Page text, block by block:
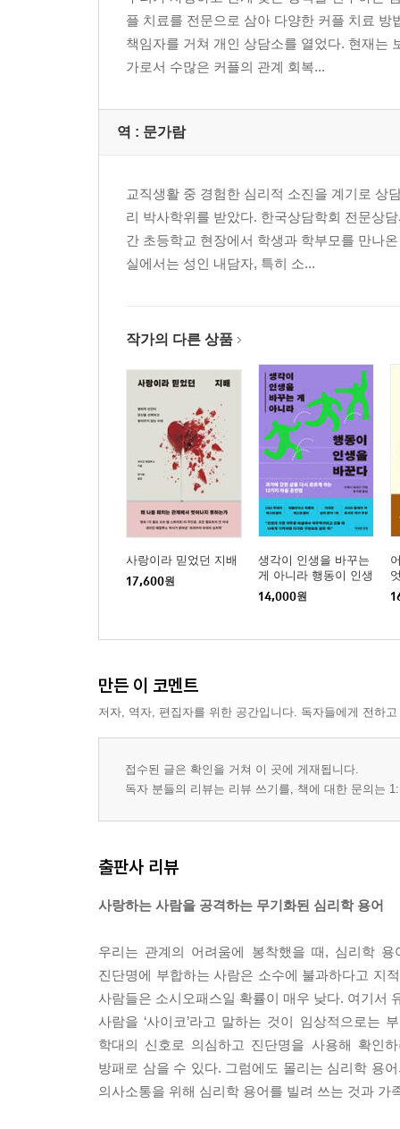
플 치료를 전문으로 삼아 다양한 커플 치료
책임자를 거쳐 개인 상담소를 열었다. 현재는
가로서 수많은 커플의 관계 회복...
역 : 문가람
교직생활 중 경험한 심리적 소진을 계기로 상
리 박사학위를 받았다. 한국상담학회 전문상
간 초등학교 현장에서 학생과 학부모를 만나
실에서는 성인 내담자, 특히 소...
작가의 다른 상품
사랑이라 믿었던 지배
17,600원
생각이 인생을 바꾸는
게 아니라 행동이 인생
을 바꾼다
14,000원
만든 이 코멘트
저자, 역자, 편집자를 위한 공간입니다. 독자들에게 전하
접수된 글은 확인을 거쳐 이 곳에 게재됩니다.
독자 분들의 리뷰는 리뷰 쓰기를, 책에 대한 문의는
출판사 리뷰
사랑하는 사람을 공격하는 무기화된 심리학 용어
우리는 관계의 어려움에 봉착했을 때, 심리학
진단명에 부합하는 사람은 소수에 불과하다고 지
사람들은 소시오패스일 확률이 매우 낮다. 여기서
사람을 ‘사이코’라고 말하는 것이 임상적으로는
학대의 신호로 의심하고 진단명을 사용해 확인
방패로 삼을 수 있다. 그럼에도 몰리는 심리학 용
의사소통을 위해 심리학 용어를 빌려 쓰는 것과